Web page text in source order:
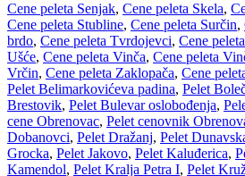
Cene peleta Senjak, Cene peleta Skela,
Cene peleta Stubline, Cene peleta Surčin,
brdo, Cene peleta Tvrdojevci, Cene
Ušće, Cene peleta Vinča, Cene peleta
Vrčin, Cene peleta Zaklopača, Cene
Pelet Belimarkovićeva padina, Pelet
Brestovik, Pelet Bulevar oslobođenja,
cene Obrenovac, Pelet cenovnik
Dobanovci, Pelet Dražanj, Pelet
Grocka, Pelet Jakovo, Pelet Kaluđerica,
Kamendol, Pelet Kralja Petra I, Pelet